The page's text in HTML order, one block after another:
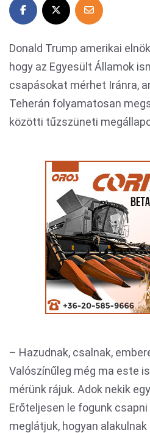
Donald Trump amerikai
hogy az Egyesült Államok
csapásokat mérhet Iránra,
Teherán folyamatosan
közötti tűzszüneti
– Hazudnak, csalnak,
Valószínűleg még ma este
mérünk rájuk. Adok nekik
Erőteljesen le fogunk csapni
meglátjuk, hogyan